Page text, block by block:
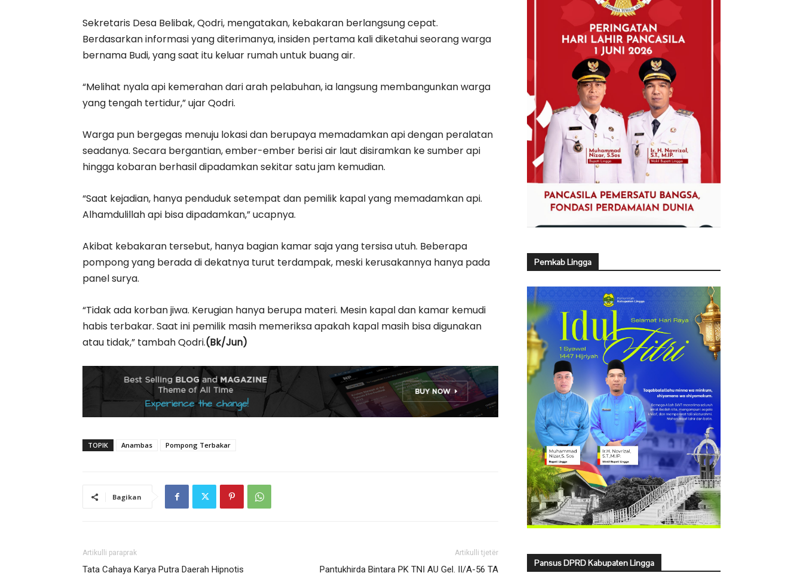
Sekretaris Desa Belibak, Qodri, mengatakan, kebakaran berlangsung cepat.
Berdasarkan informasi yang diterimanya, insiden pertama kali diketahui seorang warga
bernama Budi, yang saat itu keluar rumah untuk buang air.
“Melihat nyala api kemerahan dari arah pelabuhan, ia langsung membangunkan warga
yang tengah tertidur,” ujar Qodri.
Warga pun bergegas menuju lokasi dan berupaya memadamkan api dengan peralatan
seadanya. Secara bergantian, ember-ember berisi air laut disiramkan ke sumber api
hingga kobaran berhasil dipadamkan sekitar satu jam kemudian.
“Saat kejadian, hanya penduduk setempat dan pemilik kapal yang memadamkan api.
Alhamdulillah api bisa dipadamkan,” ucapnya.
Akibat kebakaran tersebut, hanya bagian kamar saja yang tersisa utuh. Beberapa
pompong yang berada di dekatnya turut terdampak, meski kerusakannya hanya pada
panel surya.
“Tidak ada korban jiwa. Kerugian hanya berupa materi. Mesin kapal dan kamar kemudi
habis terbakar. Saat ini pemilik masih memeriksa apakah kapal masih bisa digunakan
atau tidak,” tambah Qodri.(Bk/Jun)
TOPIK Anambas Pompong Terbakar
Bagikan
Artikulli paraprak
Tata Cahaya Karya Putra Daerah Hipnotis
Artikulli tjetër
Pantukhirda Bintara PK TNI AU Gel. II/A-56 TA
Pemkab Lingga
Pansus DPRD Kabupaten Lingga